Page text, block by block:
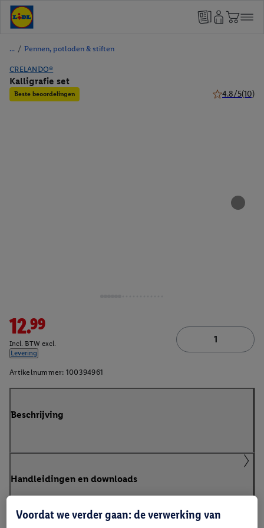
/ Pennen, potloden & stiften
CRELANDO®
Kalligrafie set
Beste beoordelingen 4.8/5(10)
12.99
Incl. BTW excl.
Levering
Artikelnummer: 100394961
Beschrijving
Handleidingen en downloads
Voordat we verder gaan: de verwerking van